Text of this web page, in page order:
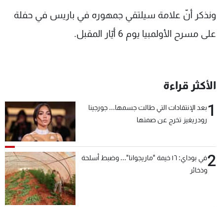
ونذكر أنّ علامة سيلتقي جمهوره في باريس في حفلة
على مسرح الأولمبيا يوم 6 أيّار المقبل.
الأكثر قراءة
1بعد الإنتقادات التي طالت جسمها... جورجينا
رودريغيز تخرج عن صمتها
2
في بوداي: ١٦ خيمة "ماريجوانا"... وضبط أسلحة
وذخائر